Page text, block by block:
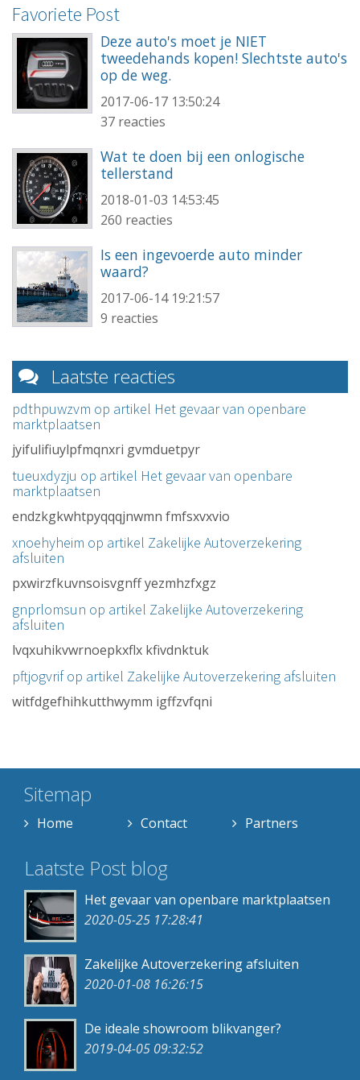
Favoriete Post
Deze auto's moet je NIET
tweedehands kopen! Slechtste auto's
op de weg.
2017-06-17 13:50:24
37 reacties
Wat te doen bij een onlogische
tellerstand
2018-01-03 14:53:45
260 reacties
Is een ingevoerde auto minder
waard?
2017-06-14 19:21:57
9 reacties
Laatste reacties
pdthpuwzvm op artikel Het gevaar van openbare
marktplaatsen
jyifulifiuylpfmqnxri gvmduetpyr
tueuxdyzju op artikel Het gevaar van openbare
marktplaatsen
endzkgkwhtpyqqqjnwmn fmfsxvxvio
xnoehyheim op artikel Zakelijke Autoverzekering
afsluiten
pxwirzfkuvnsoisvgnff yezmhzfxgz
gnprlomsun op artikel Zakelijke Autoverzekering
afsluiten
lvqxuhikvwrnoepkxflx kfivdnktuk
pftjogvrif op artikel Zakelijke Autoverzekering afsluiten
witfdgefhihkutthwymm igffzvfqni
Sitemap
Home Contact Partners
Laatste Post blog
Het gevaar van openbare marktplaatsen
2020-05-25 17:28:41
Zakelijke Autoverzekering afsluiten
2020-01-08 16:26:15
De ideale showroom blikvanger?
2019-04-05 09:32:52